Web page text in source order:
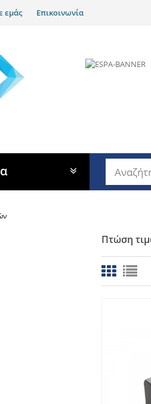
εμάς Επικοινωνία
Πτώση